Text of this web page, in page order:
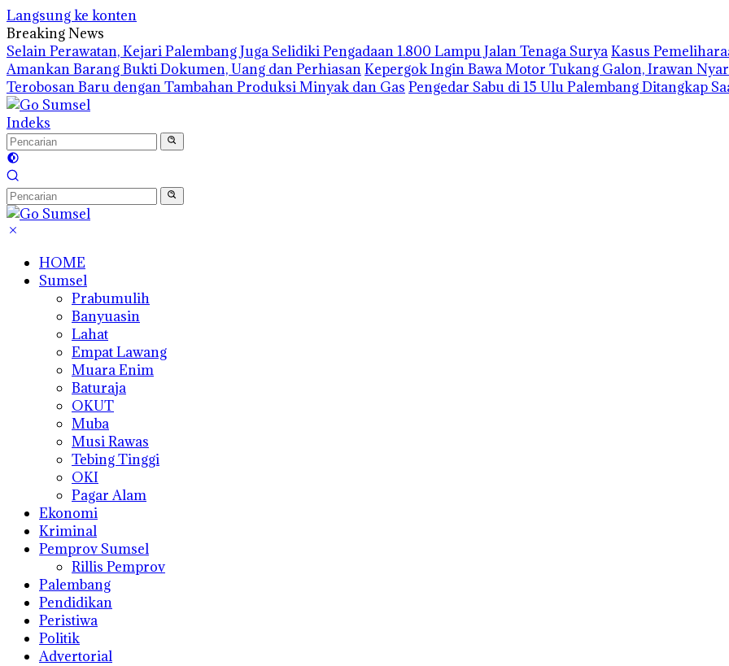
Langsung ke konten
Breaking News
Selain Perawatan, Kejari Palembang Juga Selidiki Pengadaan 1.800 Lampu Jalan Tenaga SuryaKasus
Amankan Barang Bukti Dokumen, Uang dan PerhiasanKepergok Ingin Bawa Motor Tukang Galon, Irawan
Terobosan Baru dengan Tambahan Produksi Minyak dan Gas Pengedar Sabu di 15 Ulu Palembang Ditangkap
Indeks
HOME
Sumsel
Prabumulih
Banyuasin
Lahat
Empat Lawang
Muara Enim
Baturaja
OKUT
Muba
Musi Rawas
Tebing Tinggi
OKI
Pagar Alam
Ekonomi
Kriminal
Pemprov Sumsel
Rillis Pemprov
Palembang
Pendidikan
Peristiwa
Politik
Advertorial